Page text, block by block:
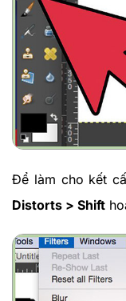
Để làm cho kết
Distorts > Shift